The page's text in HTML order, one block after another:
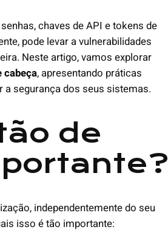
chaves de API e tokens de
pode levar a vulnerabilidades
Neste artigo, vamos explorar
cabeça, apresentando práticas
segurança dos seus sistemas.
de
independentemente do seu
isso é tão importante: